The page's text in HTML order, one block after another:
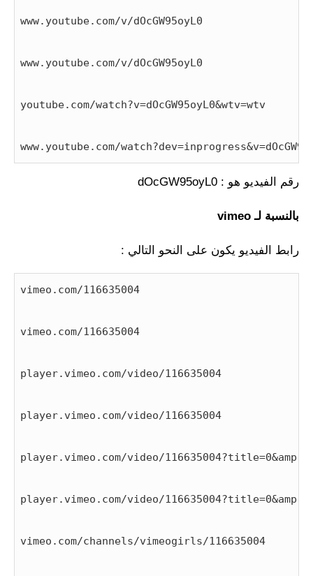
www.youtube.com/v/dOcGW95oyL0
www.youtube.com/v/dOcGW95oyL0
youtube.com/watch?v=dOcGW95oyL0&wtv=wtv
www.youtube.com/
رقم الفيديو هو : dOcGW95oyL0
بالنسبة لـ vimeo
رابط الفيديو يكون على النحو التالي :
vimeo.com/116635004
vimeo.com/116635004
player.vimeo.com/video/116635004
player.vimeo.com/video/116635004
player.vimeo.com/video/
player.vimeo.com/video/
vimeo.com/channels/vimeogirls/116635004